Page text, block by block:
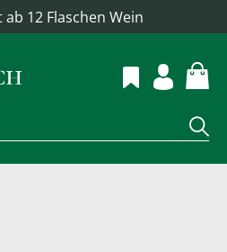
ab 12 Flaschen Wein